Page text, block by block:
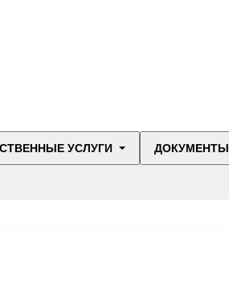
УСЛУГИ ДОКУМЕНТЫ